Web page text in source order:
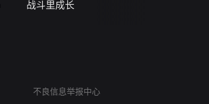
战斗里成长
不良信息举报中心